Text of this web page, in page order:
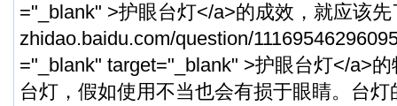
="_blank" >护眼台灯</a>的成效，就应该
zhidao.baidu.com/question/
="_blank" target="_blank" >护眼台灯</a>
台灯，假如使用不当也会有损于眼睛。台